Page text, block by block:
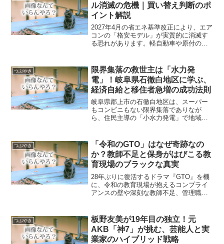
ル消滅の危機｜買い替え判断のポ
イント解説
2027年4月の省エネ基準改正により、エア
コンの「格安モデル」が実質的に消滅す
る恐れがあります。軽自動車や原付の価
時期の判断基準をわかりやすく解説しま
す。
つぶやき
限界集落の救世主は「水力発
電」！岐阜県石徹白地区に学ぶ、
経済自給と移住者急増の成功法則
岐阜県郡上市の石徹白地区は、スーパー
もコンビニもない限界集落でありなが
ら、住民主導の「小水力発電」で地域再
移住者となるまでの奇跡的な回復を遂げ
ました。持続可能な自立型コミュニティ
の仕組みを詳しく解説します。
つぶやき
「令和のGTO」はなぜ奇跡なの
か？教師不足と保身がはびこる教
育現場のブラックな真実
28年ぶりに復活するドラマ『GTO』を機
に、令和の教育現場が抱えるコンプライ
アンスの壁や深刻な教師不足、管理職の
態に迫ります。
つぶやき
板野友美が19年目の独立！元
AKB「神7」が挑む、芸能人と実
業家のハイブリッド戦略